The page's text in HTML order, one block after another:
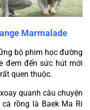
Marmalade
bộ phim học đường
đem đến sức hút mới
quen thuộc.
quanh câu chuyện
rồng là Baek Ma Ri